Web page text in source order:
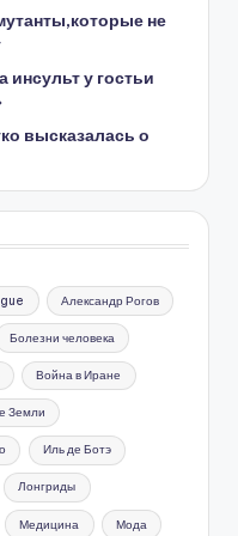
не
у гостьи
высказалась о
Александр Рогов
Болезни человека
Война в Иране
Земли
Иль де Ботэ
Лонгриды
Медицина Мода